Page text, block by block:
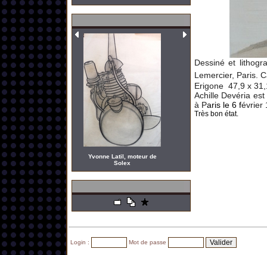
Yvonne Latil, moteur de
Solex
Dessiné et
Lemercier, Paris.
Erigone 47,9 x
Achille Devéria est
à Paris le 6 février
Très bon état.
Login : Mot de passe